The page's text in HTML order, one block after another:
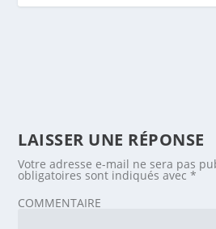
LAISSER UNE RÉPONSE
Votre adresse e-mail ne sera pas
obligatoires sont indiqués avec*
COMMENTAIRE